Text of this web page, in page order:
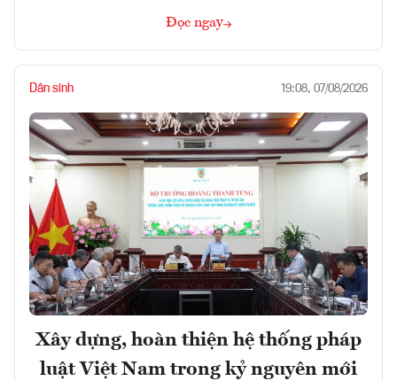
Đọc ngay
Dân sinh 19:08, 07/08/2026
Xây dựng, hoàn thiện hệ thống pháp
luật Việt Nam trong kỷ nguyên mới